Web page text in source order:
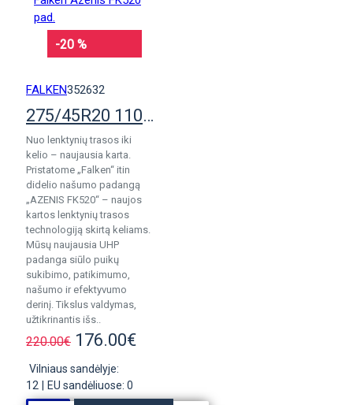
-20 %
FALKEN352632
275/45R20 110Y Falken Azenis FK520 pad.
Nuo lenktynių trasos iki
kelio – naujausia karta.
Pristatome „Falken“ itin
didelio našumo padangą
„AZENIS FK520“ – naujos
kartos lenktynių trasos
technologiją skirtą keliams.
Mūsų naujausia UHP
padanga siūlo puikų
sukibimo, patikimumo,
našumo ir efektyvumo
derinį. Tikslus valdymas,
užtikrinantis išs..
220.00€ 176.00€
Vilniaus sandėlyje:
12
EU sandėliuose: 0